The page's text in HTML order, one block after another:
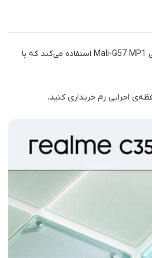
گوشی C35 از یک پردازنده 12 نانومتری Unisoc Tiger T616 به همراه پردازنده گرافیکی Mali-G57 MP1 استفاده می‌کند که با